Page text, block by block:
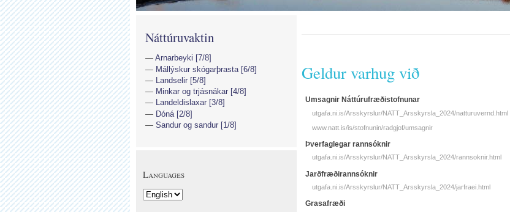
Geldur varhug við
Umsagnir Náttúrufræðistofnunar
utgafa.ni.is/Arsskyrslur/NATT_Arsskyrsla_2024/natturuvernd.html
www.natt.is/is/stofnunin/radgjof/umsagnir
Þverfaglegar rannsóknir
utgafa.ni.is/Arsskyrslur/NATT_Arsskyrsla_2024/rannsoknir.html
Jarðfræðirannsóknir
utgafa.ni.is/Arsskyrslur/NATT_Arsskyrsla_2024/jarfraei.html
Grasafræði
Náttúruvaktin
Arnarbeyki [7/8]
Mállýskur skógarþrasta [6/8]
Landselir [5/8]
Minkar og trjásnákar [4/8]
Landeldislaxar [3/8]
Dóná [2/8]
Sandur og sandur [1/8]
Languages